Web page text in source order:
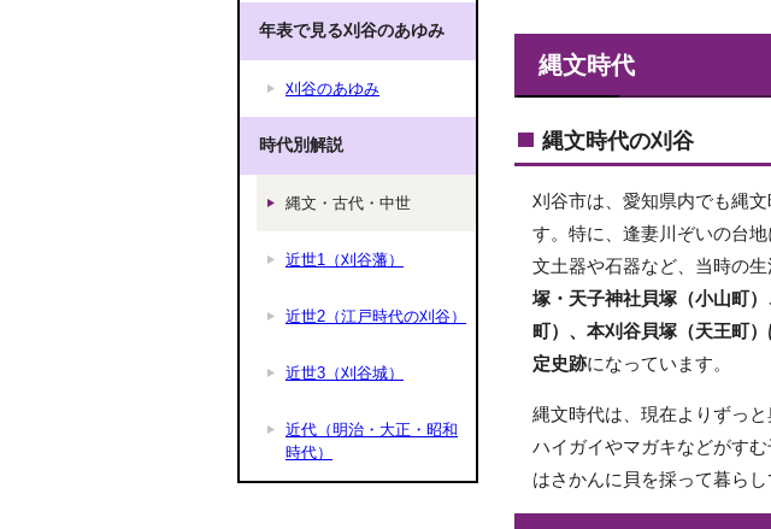
縄文時代
縄文時代の刈谷
刈谷市は、愛知県内でも縄
す。特に、逢妻川ぞいの台
文土器や石器など、当時の
塚・天子神社貝塚（小山町
町）、本刈谷貝塚（天王町
定史跡になっています。
縄文時代は、現在よりずっ
ハイガイやマガキなどがす
はさかんに貝を採って暮らし
年表で見る刈谷のあゆみ
刈谷のあゆみ
時代別解説
縄文・古代・中世
近世1（刈谷藩）
近世2（江戸時代の刈谷）
近世3（刈谷城）
近代（明治・大正・昭和
時代）